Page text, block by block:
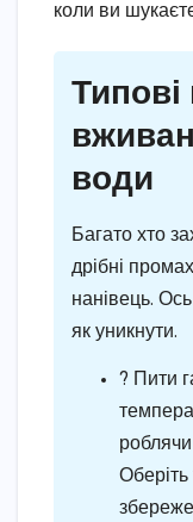
коли ви
води
Багато хто
дрібні
нанівець.
як уникнути.
? Пити